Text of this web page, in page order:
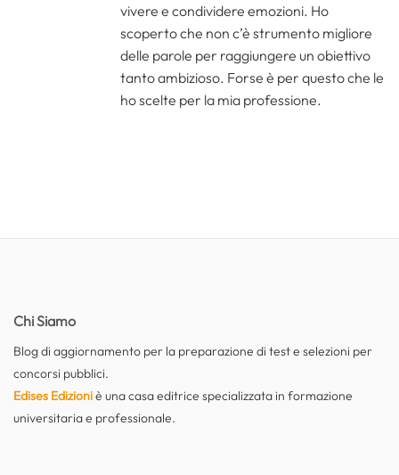
vivere e condividere emozioni. Ho
scoperto che non c’è strumento migliore
delle parole per raggiungere un obiettivo
tanto ambizioso. Forse è per questo che le
ho scelte per la mia professione.
Chi Siamo
Blog di aggiornamento per la preparazione di test e selezioni per
concorsi pubblici.
Edises Edizioniè una casa editrice specializzata in formazione
universitaria e professionale.